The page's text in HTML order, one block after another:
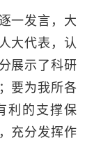
一发言，大
大代表，认
展示了科研
要为我所各
利的支撑保
充分发挥作